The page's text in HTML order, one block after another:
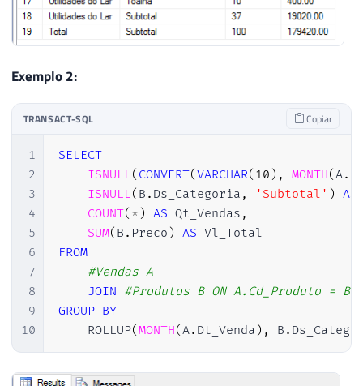
Exemplo 2:
TRANSACT-SQL Copiar
1
2
3
4
5
6
7
8
9
10
SELECT
ISNULL( CONVERT(VARCHAR( 10 ) , MONTH(A.
ISNULL( B . Ds_Categoria , 'Subtotal' ) AS
COUNT( * ) AS Qt_Vendas ,
SUM( B . Preco ) AS
FROM
#Vendas A
JOIN #Produtos B ON A.Cd_Produto =
GROUP BY
    ROLLUP
(MONTH(A. Dt_Venda ) , B .